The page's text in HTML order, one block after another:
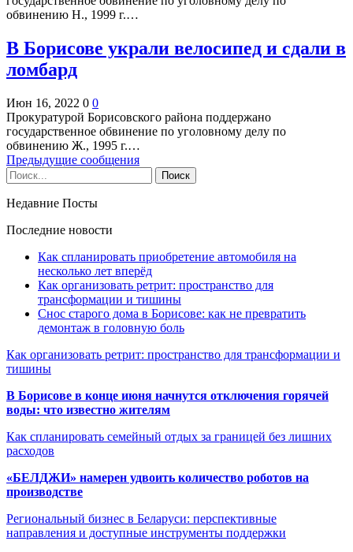
обвинению Н., 1999 г.…
В Борисове украли велосипед и сдали в
ломбард
Июн 16, 2022 0 0
Прокуратурой Борисовского района поддержано
государственное обвинение по уголовному делу по
обвинению Ж., 1995 г.…
Предыдущие сообщения
Недавние Посты
Последние новости
Как спланировать приобретение автомобиля на
несколько лет вперёд
Как организовать ретрит: пространство для
трансформации и тишины
Снос старого дома в Борисове: как не превратить
демонтаж в головную боль
Как организовать ретрит: пространство для трансформации и
тишины
В Борисове в конце июня начнутся отключения горячей
воды: что известно жителям
Как спланировать семейный отдых за границей без лишних
расходов
«БЕЛДЖИ» намерен удвоить количество роботов на
производстве
Региональный бизнес в Беларуси: перспективные
направления и доступные инструменты поддержки